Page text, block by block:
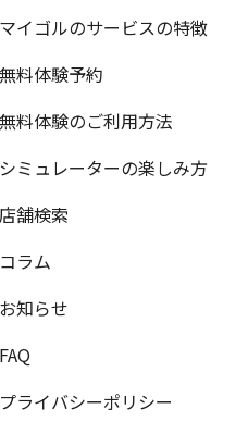
マイゴルのサービスの特徴
無料体験予約
無料体験のご利用方法
シミュレーターの楽しみ方
店舗検索
コラム
お知らせ
FAQ
プライバシーポリシー